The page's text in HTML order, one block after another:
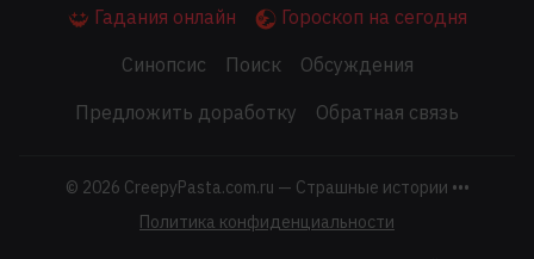
Гадания онлайн
Гороскоп на сегодня
Синопсис
Поиск
Обсуждения
Предложить доработку
Обратная связь
© 2026 CreepyPasta.com.ru — Страшные истории •••
Политика конфиденциальности